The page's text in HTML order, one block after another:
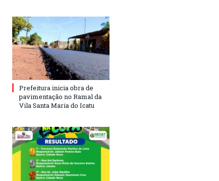
Prefeitura inicia obra de
pavimentação no Ramal da
Vila Santa Maria do Icatu